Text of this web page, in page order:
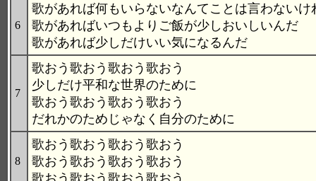
6
歌があれば何もいらないなんてことは言わないけ
歌があればいつもよりご飯が少しおいしいんだ
歌があれば少しだけいい気になるんだ
7
歌おう歌おう歌おう歌おう
少しだけ平和な世界のために
歌おう歌おう歌おう歌おう
だれかのためじゃなく自分のために
8
歌おう歌おう歌おう歌おう
歌おう歌おう歌おう歌おう
歌おう歌おう歌おう歌おう